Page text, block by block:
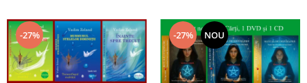
-27% -27% NOU